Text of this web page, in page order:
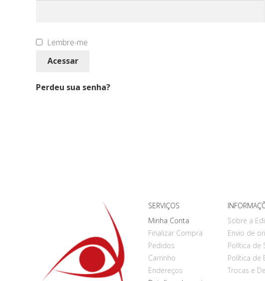
Lembre-me
Acessar
Perdeu sua senha?
SERVIÇOS
Minha Conta
Finalizar Compra
Pedidos
Carrinho
Endereços
Sobre a
Envio de
Política de
Política de
Trocas e